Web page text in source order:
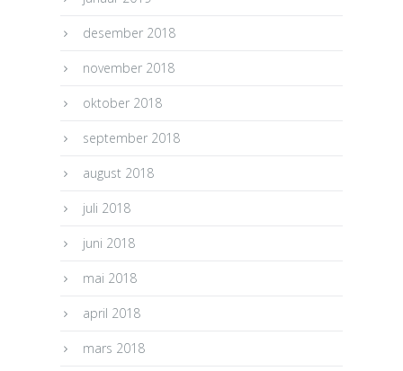
desember 2018
november 2018
oktober 2018
september 2018
august 2018
juli 2018
juni 2018
mai 2018
april 2018
mars 2018